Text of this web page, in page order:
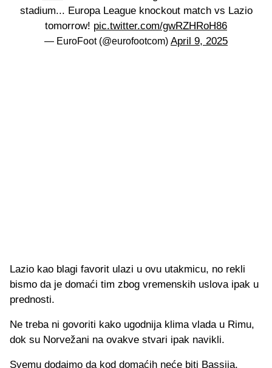
stadium... Europa League knockout match vs Lazio
tomorrow! pic.twitter.com/gwRZHRoH86
— EuroFoot (@eurofootcom) April 9, 2025
Lazio kao blagi favorit ulazi u ovu utakmicu, no rekli
bismo da je domaći tim zbog vremenskih uslova ipak u
prednosti.
Ne treba ni govoriti kako ugodnija klima vlada u Rimu,
dok su Norvežani na ovakve stvari ipak navikli.
Svemu dodajmo da kod domaćih neće biti Bassija,